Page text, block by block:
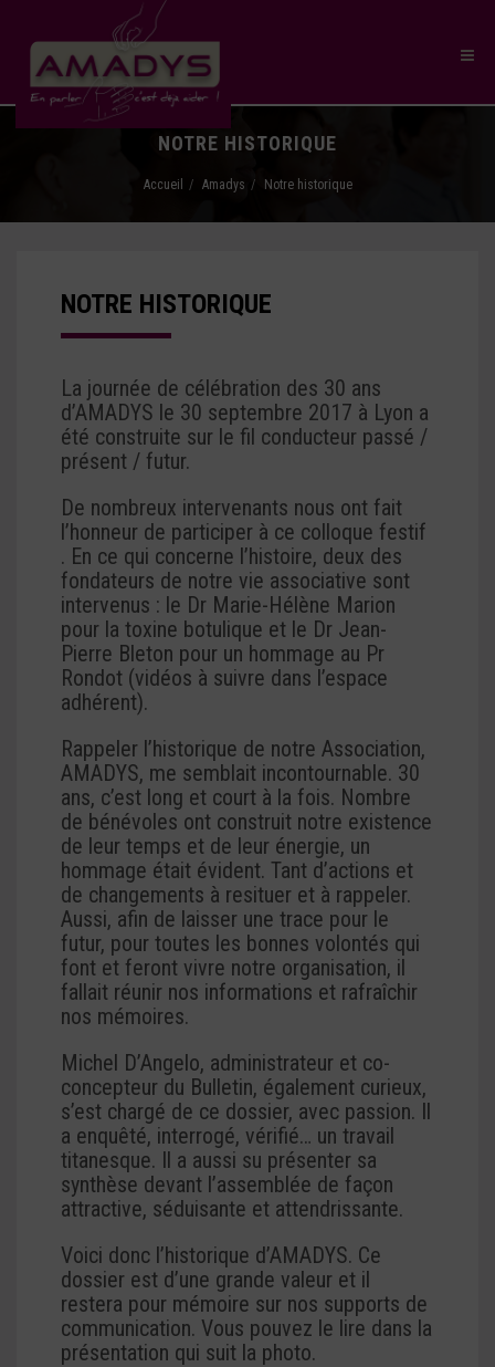
NOTRE HISTORIQUE
Accueil Amadys Notre historique
NOTRE HISTORIQUE
La journée de célébration des 30 ans
d’AMADYS le 30 septembre 2017 à Lyon a
été construite sur le fil conducteur passé /
présent / futur.
De nombreux intervenants nous ont fait
l’honneur de participer à ce colloque festif
. En ce qui concerne l’histoire, deux des
fondateurs de notre vie associative sont
intervenus : le Dr Marie-Hélène Marion
pour la toxine botulique et le Dr Jean-
Pierre Bleton pour un hommage au Pr
Rondot (vidéos à suivre dans l’espace
adhérent).
Rappeler l’historique de notre Association,
AMADYS, me semblait incontournable. 30
ans, c’est long et court à la fois. Nombre
de bénévoles ont construit notre existence
de leur temps et de leur énergie, un
hommage était évident. Tant d’actions et
de changements à resituer et à rappeler.
Aussi, afin de laisser une trace pour le
futur, pour toutes les bonnes volontés qui
font et feront vivre notre organisation, il
fallait réunir nos informations et rafraîchir
nos mémoires.
Michel D’Angelo, administrateur et co-
concepteur du Bulletin, également curieux,
s’est chargé de ce dossier, avec passion. Il
a enquêté, interrogé, vérifié… un travail
titanesque. Il a aussi su présenter sa
synthèse devant l’assemblée de façon
attractive, séduisante et attendrissante.
Voici donc l’historique d’AMADYS. Ce
dossier est d’une grande valeur et il
restera pour mémoire sur nos supports de
communication. Vous pouvez le lire dans la
présentation qui suit la photo.